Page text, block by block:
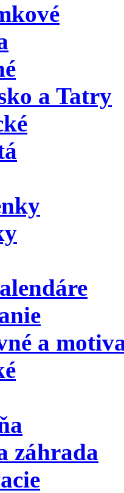
a Tatry
a
záhrada